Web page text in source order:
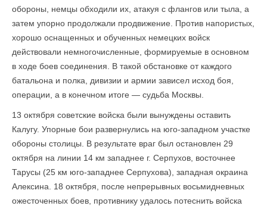
обороны, немцы обходили их, атакуя с флангов или тыла, а
затем упорно продолжали продвижение. Против напористых,
хорошо оснащенных и обученных немецких войск
действовали немногочисленные, формируемые в основном
в ходе боев соединения. В такой обстановке от каждого
батальона и полка, дивизии и армии зависел исход боя,
операции, а в конечном итоге — судьба Москвы.
13 октября советские войска были вынуждены оставить
Калугу. Упорные бои развернулись на юго-западном участке
обороны столицы. В результате враг был остановлен 29
октября на линии 14 км западнее г. Серпухов, восточнее
Тарусы (25 км юго-западнее Серпухова), западная окраина
Алексина. 18 октября, после непрерывных восьмидневных
ожесточенных боев, противнику удалось потеснить войска